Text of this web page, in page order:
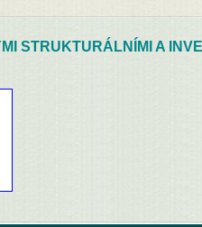
STRUKTURÁLNÍMI A